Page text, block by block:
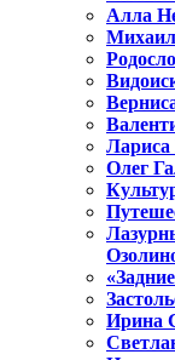
Алла
Михаил
Лариса
Олег
Ирина